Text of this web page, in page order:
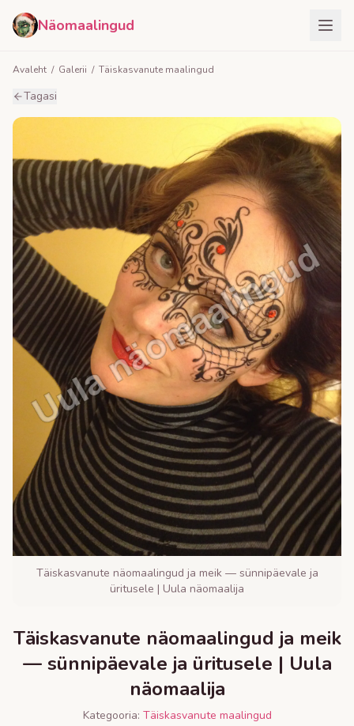
Näomaalingud
Avaleht / Galerii / Täiskasvanute maalingud
Tagasi
Täiskasvanute näomaalingud ja meik — sünnipäevale ja
üritusele | Uula näomaalija
Täiskasvanute näomaalingud ja meik
— sünnipäevale ja üritusele | Uula
näomaalija
Kategooria: Täiskasvanute maalingud